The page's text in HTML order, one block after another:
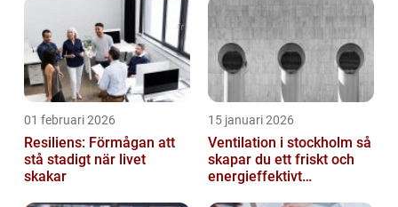
01 februari 2026
Resiliens: Förmågan att
stå stadigt när livet
skakar
15 januari 2026
Ventilation i stockholm så
skapar du ett friskt och
energieffektivt